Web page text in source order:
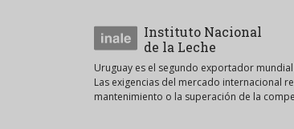
Instituto Nacional
de la Leche
Uruguay es el segundo exportador
Las exigencias del mercado internacional
mantenimiento o la superación de la